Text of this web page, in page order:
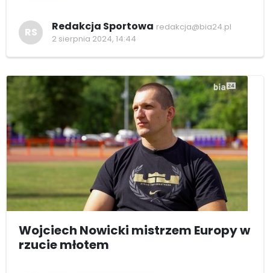
RS Redakcja Sportowa redakcja@bia24.pl
2 sierpnia 2024, 14:44
Wojciech Nowicki mistrzem Europy w
rzucie młotem